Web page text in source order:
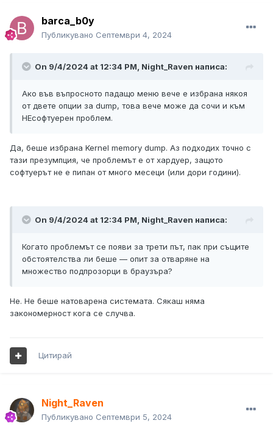
barca_b0y
Публикувано Септември 4, 2024
On 9/4/2024 at 12:34 PM, Night_Raven написа:
Ако във въпросното падащо меню вече е избрана някоя
от двете опции за dump, това вече може да сочи и към
НЕсофтуерен проблем.
Да, беше избрана Kernel memory dump. Аз подходих точно с
тази презумпция, че проблемът е от хардуер, защото
софтуерът не е пипан от много месеци (или дори години).
On 9/4/2024 at 12:34 PM, Night_Raven написа:
Когато проблемът се появи за трети път, пак при същите
обстоятелства ли беше — опит за отваряне на
множество подпрозорци в браузъра?
Не. Не беше натоварена системата. Сякаш няма
закономерност кога се случва.
Цитирай
Night_Raven
Публикувано Септември 5, 2024